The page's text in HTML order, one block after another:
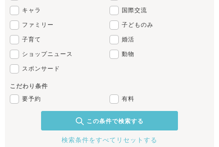
キャラ 国際交流
ファミリー 子どものみ
子育て 婚活
ショップニュース 動物
スポンサード
こだわり条件
要予約
有料
この条件で検索する
検索条件をすべてリセットする